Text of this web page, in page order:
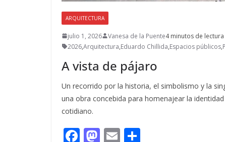
ARQUITECTURA
julio 1, 2026 Vanesa de la Puente4 minutos de lectura
2026,Arquitectura,Eduardo Chillida,Espacios públicos,
A vista de pájaro
Un recorrido por la historia, el simbolismo y la
una obra concebida para homenajear la
cotidiano.
F M E